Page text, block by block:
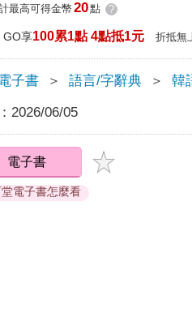
最高可得金幣 20點 ?
GO享100累1點 4點抵1元 折抵無
子書 ＞ 語言/字辭典 ＞ 韓
2026/06/05
電子書
電子書怎麼看